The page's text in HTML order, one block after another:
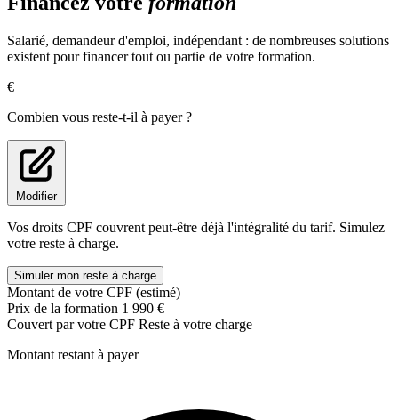
Salarié, demandeur d'emploi, indépendant : de nombreuses solutions
existent pour financer tout ou partie de votre formation.
€
Combien vous reste-t-il à payer ?
Modifier
Vos droits CPF couvrent peut-être déjà l'intégralité du tarif. Simulez
votre reste à charge.
Simuler mon reste à charge
Montant de votre CPF (estimé)
Prix de la formation 1 990 €
Couvert par votre CPF Reste à votre charge
Montant restant à payer